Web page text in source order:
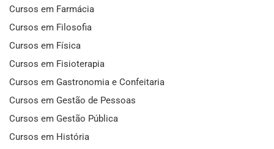
Cursos em Farmácia
Cursos em Filosofia
Cursos em Física
Cursos em Fisioterapia
Cursos em Gastronomia e Confeitaria
Cursos em Gestão de Pessoas
Cursos em Gestão Pública
Cursos em História